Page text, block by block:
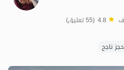
4.8 (55 تعليق)